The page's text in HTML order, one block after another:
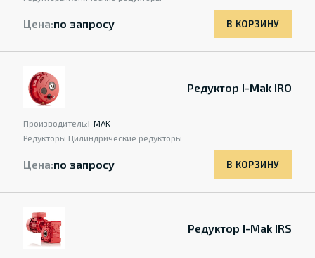
Цена:по запросу В КОРЗИНУ
Редуктор I-Mak IRO
Производитель:I-MAK
Редукторы:Цилиндрические редукторы
Цена:по запросу В КОРЗИНУ
Редуктор I-Mak IRS